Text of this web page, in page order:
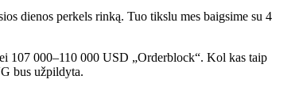
dienos perkels rinką. Tuo tikslu mes baigsime su 4
107 000–110 000 USD „Orderblock“. Kol kas taip
bus užpildyta.